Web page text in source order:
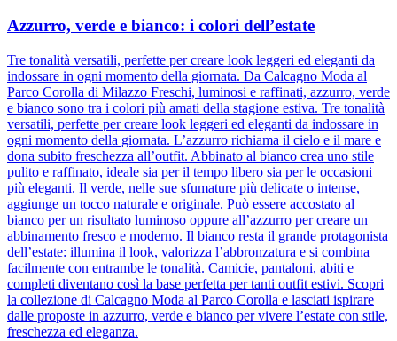
Azzurro, verde e bianco: i colori dell’estate
Tre tonalità versatili, perfette per creare look leggeri ed eleganti da
indossare in ogni momento della giornata. Da Calcagno Moda al
Parco Corolla di Milazzo Freschi, luminosi e raffinati, azzurro, verde
e bianco sono tra i colori più amati della stagione estiva. Tre tonalità
versatili, perfette per creare look leggeri ed eleganti da indossare in
ogni momento della giornata. L’azzurro richiama il cielo e il mare e
dona subito freschezza all’outfit. Abbinato al bianco crea uno stile
pulito e raffinato, ideale sia per il tempo libero sia per le occasioni
più eleganti. Il verde, nelle sue sfumature più delicate o intense,
aggiunge un tocco naturale e originale. Può essere accostato al
bianco per un risultato luminoso oppure all’azzurro per creare un
abbinamento fresco e moderno. Il bianco resta il grande protagonista
dell’estate: illumina il look, valorizza l’abbronzatura e si combina
facilmente con entrambe le tonalità. Camicie, pantaloni, abiti e
completi diventano così la base perfetta per tanti outfit estivi. Scopri
la collezione di Calcagno Moda al Parco Corolla e lasciati ispirare
dalle proposte in azzurro, verde e bianco per vivere l’estate con stile,
freschezza ed eleganza.